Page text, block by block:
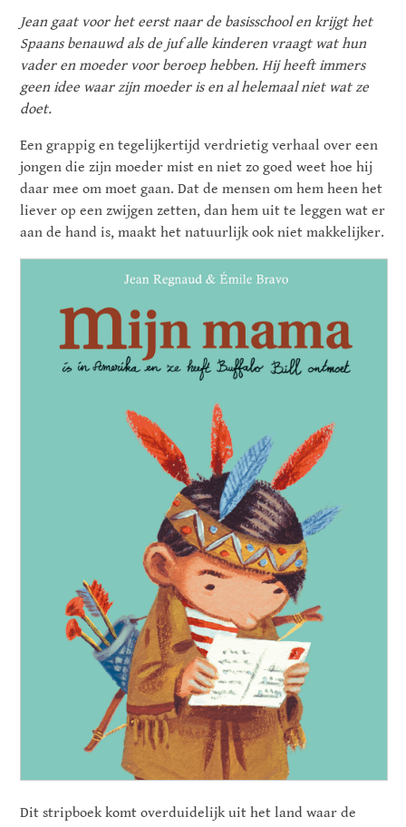
Jean gaat voor het eerst naar de basisschool en krijgt het
Spaans benauwd als de juf alle kinderen vraagt wat hun
vader en moeder voor beroep hebben. Hij heeft immers
geen idee waar zijn moeder is en al helemaal niet wat ze
doet.
Een grappig en tegelijkertijd verdrietig verhaal over een
jongen die zijn moeder mist en niet zo goed weet hoe hij
daar mee om moet gaan. Dat de mensen om hem heen het
liever op een zwijgen zetten, dan hem uit te leggen wat er
aan de hand is, maakt het natuurlijk ook niet makkelijker.
Dit stripboek komt overduidelijk uit het land waar de